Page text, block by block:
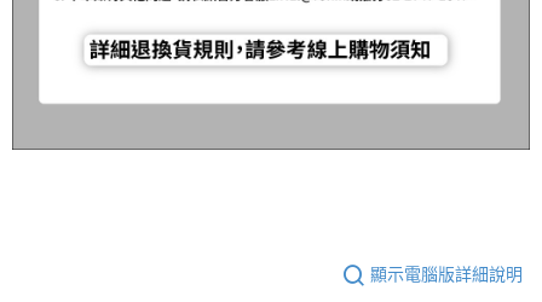
顯示電腦版詳細說明